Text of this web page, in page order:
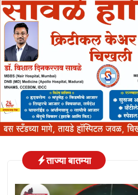
ताज्या बातम्या